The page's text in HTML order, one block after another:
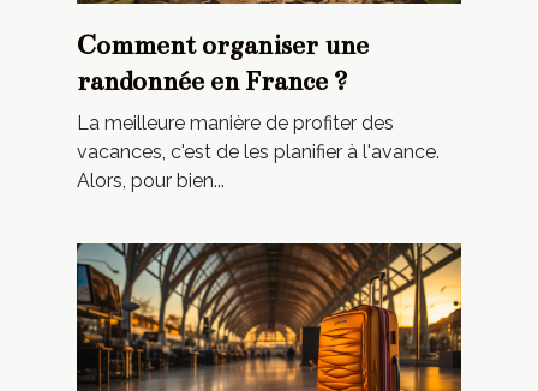
Comment organiser une
randonnée en France ?
La meilleure manière de profiter des
vacances, c'est de les planifier à l'avance.
Alors, pour bien...